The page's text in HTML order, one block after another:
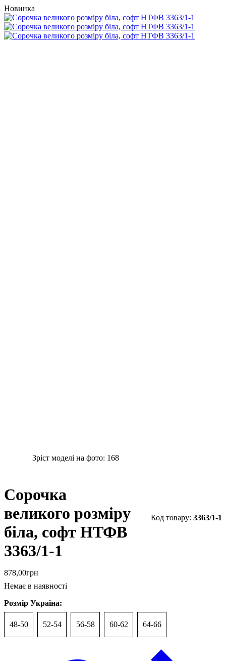
Новинка
Зріст моделі на фото: 168
Сорочка
великого розміру
біла, софт НТФВ
3363/1-1
3363/1-1
878,00грн
Немає в наявності
Розмір Україна:
48-50 52-54 56-58 60-62 64-66